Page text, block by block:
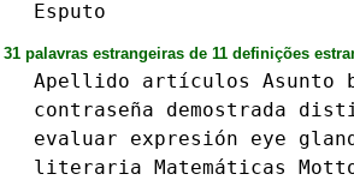
Esputo
31 palavras estrangeiras de 11 definições
Apellido artículos Asunto
contraseña
demostrada
evaluar
expresión eye
literaria Matemáticas